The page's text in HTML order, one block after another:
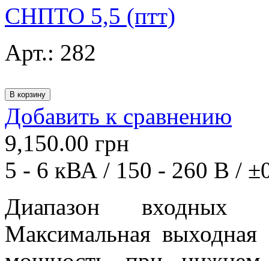
СНПТО 5,5 (птт)
Арт.: 282
Добавить к сравнению
9,150.00 грн
5 - 6 кВА / 150 - 260 В /
Диапазон
Максимальная